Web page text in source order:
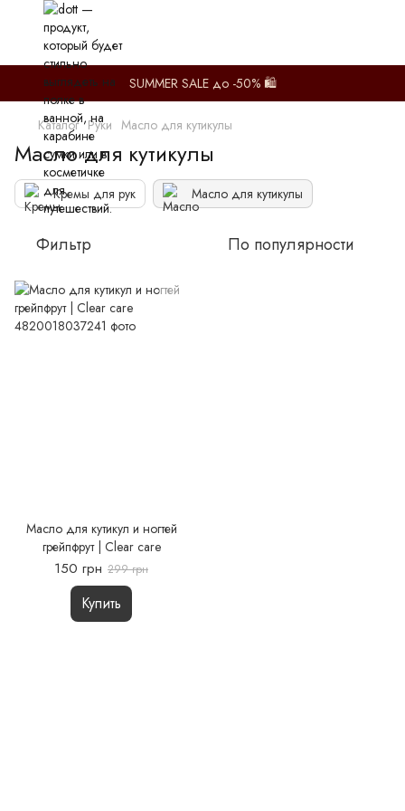
SUMMER SALE до -50% 🛍️
Каталог Руки Масло для кутикулы
Масло для кутикулы
Кремы для рук Масло для кутикулы
Фильтр По популярности
Масло для кутикул и ногтей
грейпфрут | Clear care
150 грн 299 грн
Купить